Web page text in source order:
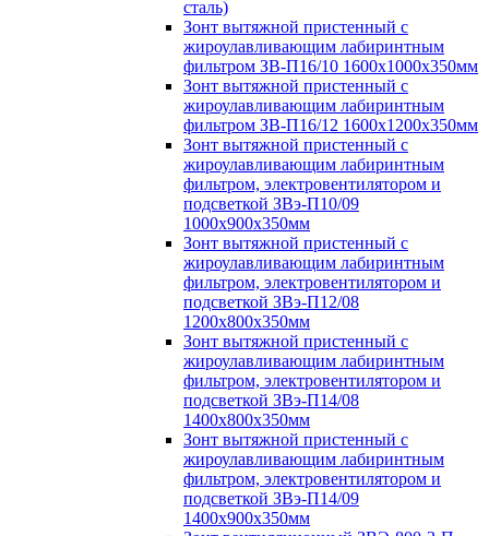
сталь)
Зонт вытяжной пристенный с
жироулавливающим лабиринтным
фильтром ЗВ-П16/10 1600х1000х350мм
Зонт вытяжной пристенный с
жироулавливающим лабиринтным
фильтром ЗВ-П16/12 1600х1200х350мм
Зонт вытяжной пристенный с
жироулавливающим лабиринтным
фильтром, электровентилятором и
подсветкой ЗВэ-П10/09
1000х900х350мм
Зонт вытяжной пристенный с
жироулавливающим лабиринтным
фильтром, электровентилятором и
подсветкой ЗВэ-П12/08
1200х800х350мм
Зонт вытяжной пристенный с
жироулавливающим лабиринтным
фильтром, электровентилятором и
подсветкой ЗВэ-П14/08
1400х800х350мм
Зонт вытяжной пристенный с
жироулавливающим лабиринтным
фильтром, электровентилятором и
подсветкой ЗВэ-П14/09
1400х900х350мм